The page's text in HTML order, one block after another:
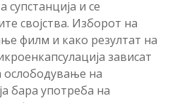
супстанција и се
својства. Изборот на
филм и како резултат на
зависат
ослободување на
бара употреба на